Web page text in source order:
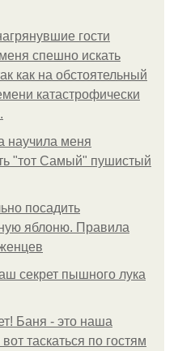
гости
спешно искать
как на обстоятельный
катастрофически
научила меня
"тот Самый" пушистый
посадить
яблоню. Правила
секрет пышного лука
Баня - это наша
таскаться по гостям